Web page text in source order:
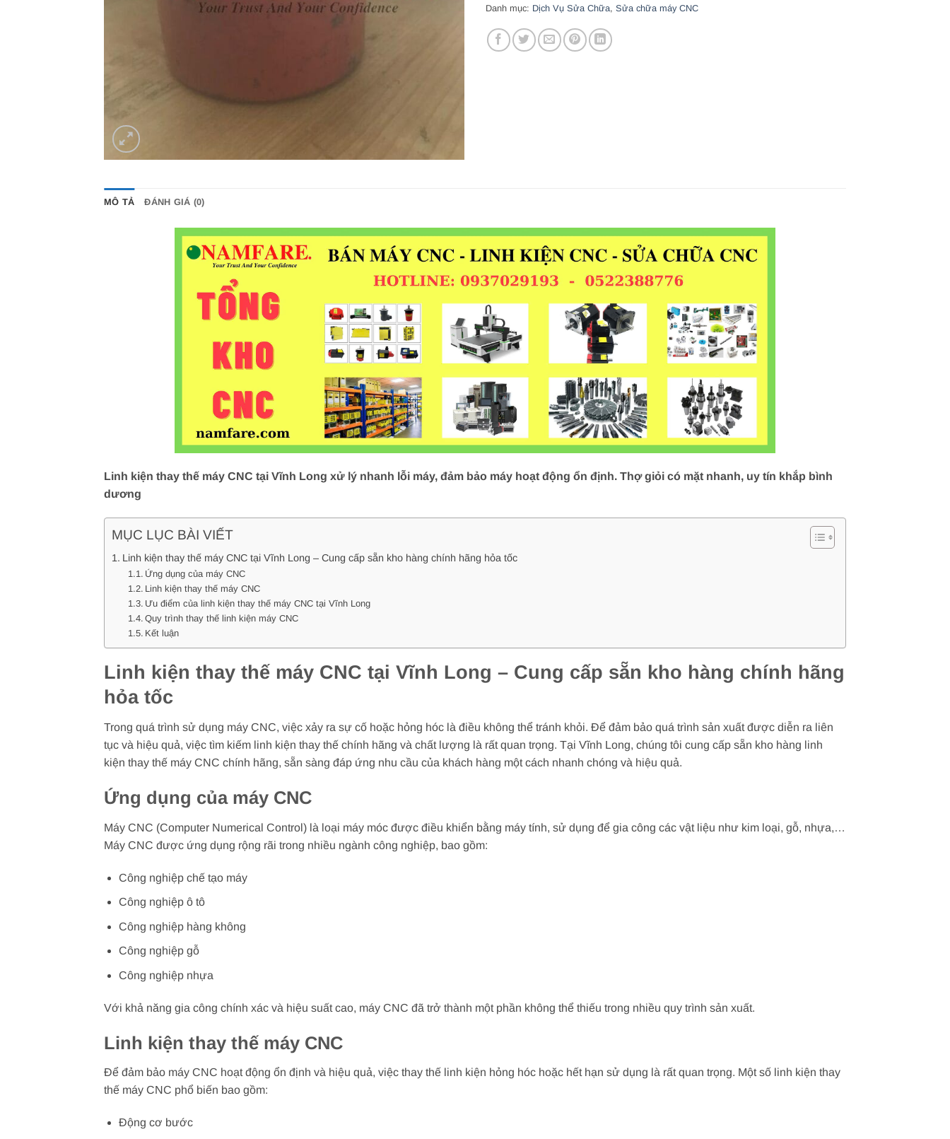
Danh mục: Dịch Vụ Sửa Chữa, Sửa chữa máy CNC
MÔ TẢ ĐÁNH GIÁ (0)
Linh kiện thay thế máy CNC tại Vĩnh Long xử lý nhanh lỗi máy, đảm bảo máy hoạt động ổn định. Thợ giỏi có mặt nhanh, uy tín khắp bình
dương
MỤC LỤC BÀI VIẾT
Linh kiện thay thế máy CNC tại Vĩnh Long – Cung cấp sẵn kho hàng chính hãng hỏa tốc
Ứng dụng của máy CNC
Linh kiện thay thế máy CNC
Ưu điểm của linh kiện thay thế máy CNC tại Vĩnh Long
Quy trình thay thế linh kiện máy CNC
Kết luận
Linh kiện thay thế máy CNC tại Vĩnh Long – Cung cấp sẵn kho hàng chính hãng
hỏa tốc
Trong quá trình sử dụng máy CNC, việc xảy ra sự cố hoặc hỏng hóc là điều không thể tránh khỏi. Để đảm bảo quá trình sản xuất được diễn ra liên
tục và hiệu quả, việc tìm kiếm linh kiện thay thế chính hãng và chất lượng là rất quan trọng. Tại Vĩnh Long, chúng tôi cung cấp sẵn kho hàng linh
kiện thay thế máy CNC chính hãng, sẵn sàng đáp ứng nhu cầu của khách hàng một cách nhanh chóng và hiệu quả.
Ứng dụng của máy CNC
Máy CNC (Computer Numerical Control) là loại máy móc được điều khiển bằng máy tính, sử dụng để gia công các vật liệu như kim loại, gỗ, nhựa,…
Máy CNC được ứng dụng rộng rãi trong nhiều ngành công nghiệp, bao gồm:
Công nghiệp chế tạo máy
Công nghiệp ô tô
Công nghiệp hàng không
Công nghiệp gỗ
Công nghiệp nhựa
Với khả năng gia công chính xác và hiệu suất cao, máy CNC đã trở thành một phần không thể thiếu trong nhiều quy trình sản xuất.
Linh kiện thay thế máy CNC
Để đảm bảo máy CNC hoạt động ổn định và hiệu quả, việc thay thế linh kiện hỏng hóc hoặc hết hạn sử dụng là rất quan trọng. Một số linh kiện thay
thế máy CNC phổ biến bao gồm:
Động cơ bước